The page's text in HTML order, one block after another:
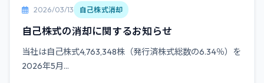
2026/03/13 自己株式消却
自己株式の消却に関するお知らせ
当社は自己株式4,763,348株（発行済株式総数の6.34％）を
2026年5月...